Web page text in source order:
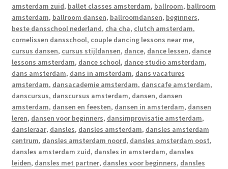
amsterdam zuid, ballet classes amsterdam, ballroom, ballroom
amsterdam, ballroom dansen, ballroomdansen, beginners,
beste dansschool nederland, cha cha, clutch amsterdam,
cornelissen dansschool, couple dancing lessons near me,
cursus dansen, cursus stijldansen, dance, dance lessen, dance
lessons amsterdam, dance school, dance studio amsterdam,
dans amsterdam, dans in amsterdam, dans vacatures
amsterdam, dansacademie amsterdam, danscafe amsterdam,
danscursus, danscursus amsterdam, dansen, dansen
amsterdam, dansen en feesten, dansen in amsterdam, dansen
leren, dansen voor beginners, dansimprovisatie amsterdam,
dansleraar, dansles, dansles amsterdam, dansles amsterdam
centrum, dansles amsterdam noord, dansles amsterdam oost,
dansles amsterdam zuid, dansles in amsterdam, dansles
leiden, dansles met partner, dansles voor beginners, dansles